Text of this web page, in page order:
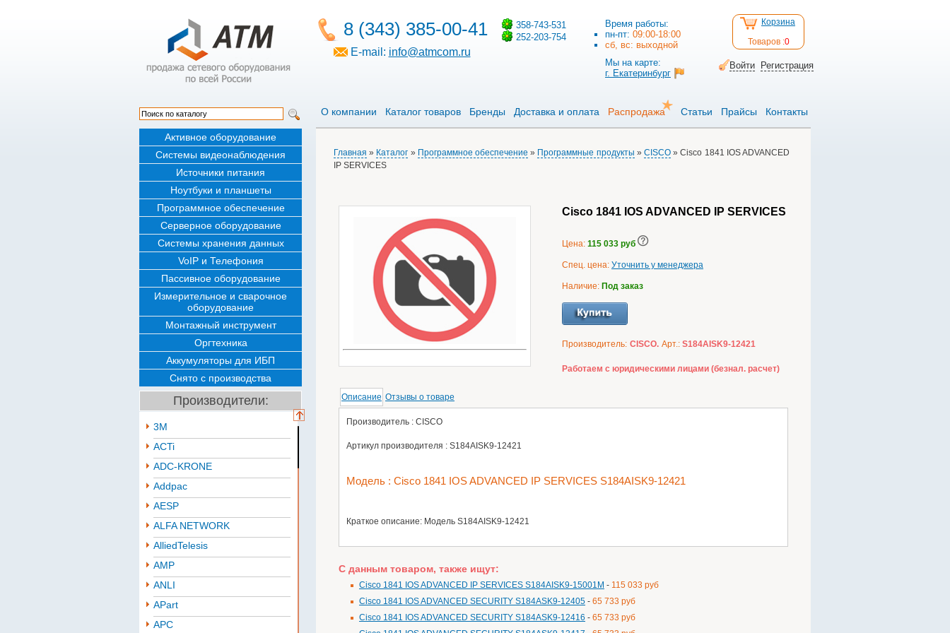
Активное оборудование
Системы видеонаблюдения
Источники питания
Ноутбуки и планшеты
Программное обеспечение
Серверное оборудование
Системы хранения данных
VoIP и Телефония
Пассивное оборудование
Измерительное и сварочное
оборудование
Монтажный инструмент
Оргтехника
Аккумуляторы для ИБП
Снято с производства
Производители:
3M
ACTi
ADC-KRONE
Addpac
AESP
ALFA NETWORK
AlliedTelesis
AMP
ANLI
APart
APC
8 (343) 385-00-41
E-mail: info@atmcom.ru
358-743-531
252-203-754
Время работы:
пн-пт: 09:00-18:00
сб, вс: выходной
Мы на карте:
г. Екатеринбург
Корзина
Товаров :0
Войти Регистрация
О компании Каталог товаров Бренды Доставка и оплата Распродажа Статьи Прайсы Контакты
Главная » Каталог » Программное обеспечение » Программные продукты »CISCO » Cisco 1841 IOS ADVANCED
IP SERVICES
Cisco 1841 IOS ADVANCED IP SERVICES
Цена: 115 033 руб
Спец. цена: Уточнить у менеджера
Наличие: Под заказ
Производитель: CISCO. Арт.: S184AISK9-12421
Работаем с юридическими лицами (безнал. расчет)
Описание Отзывы о товаре
Производитель : CISCO
Артикул производителя : S184AISK9-12421
Модель : Cisco 1841 IOS ADVANCED IP SERVICES S184AISK9-12421
Краткое описание: Модель S184AISK9-12421
С данным товаром, также ищут:
Cisco 1841 IOS ADVANCED IP SERVICES S184AISK9-15001M - 115 033 руб
Cisco 1841 IOS ADVANCED SECURITY S184ASK9-12405 - 65 733 руб
Cisco 1841 IOS ADVANCED SECURITY S184ASK9-12416 - 65 733 руб